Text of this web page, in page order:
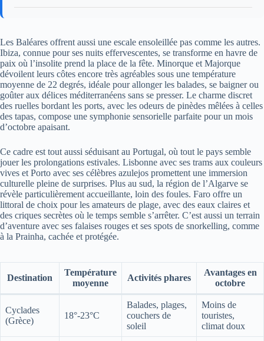
Les Baléares offrent aussi une escale ensoleillée pas comme les autres.
Ibiza, connue pour ses nuits effervescentes, se transforme en havre de
paix où l’insolite prend la place de la fête. Minorque et Majorque
dévoilent leurs côtes encore très agréables sous une température
moyenne de 22 degrés, idéale pour allonger les balades, se baigner ou
goûter aux délices méditerranéens sans se presser. Le charme discret
des ruelles bordant les ports, avec les odeurs de pinèdes mêlées à celles
des tapas, compose une symphonie sensorielle parfaite pour un mois
d’octobre apaisant.
Ce cadre est tout aussi séduisant au Portugal, où tout le pays semble
jouer les prolongations estivales. Lisbonne avec ses trams aux couleurs
vives et Porto avec ses célèbres azulejos promettent une immersion
culturelle pleine de surprises. Plus au sud, la région de l’Algarve se
révèle particulièrement accueillante, loin des foules. Faro offre un
littoral de choix pour les amateurs de plage, avec des eaux claires et
des criques secrètes où le temps semble s’arrêter. C’est aussi un terrain
d’aventure avec ses falaises rouges et ses spots de snorkelling, comme
à la Prainha, cachée et protégée.
Destination
Température
moyenne
Activités phares
Avantages en
octobre
Cyclades
(Grèce)
18°-23°C
Balades, plages,
couchers de
soleil
Moins de
touristes,
climat doux